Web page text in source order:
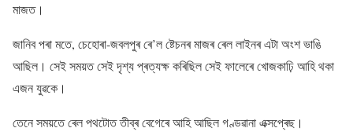
মাজত।
জানিব পৰা মতে, চেহোৰা-জবলপুৰ ৰে’ল ষ্টেচনৰ মাজৰ ৰেল লাইনৰ এটা অংশ ভাঙি
আছিল। সেই সময়ত সেই দৃশ্য প্ৰত্যক্ষ কৰিছিল সেই ফালেৰে খোজকাঢ়ি আহি থকা
এজন যুৱকে।
তেনে সময়তে ৰেল পথটোত তীব্ৰ বেগেৰে আহি আছিল গণ্ডৱানা এক্সপ্ৰেছ।